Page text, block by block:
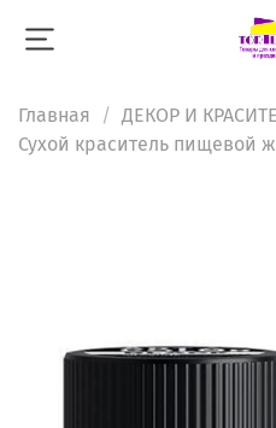
Главная ДЕКОР И
Сухой краситель пищевой